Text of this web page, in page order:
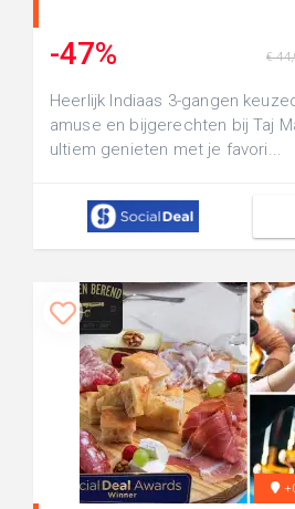
-47% €
Heerlijk Indiaas 3-gangen
amuse en bijgerechten bij Taj
ultiem genieten met je favori...